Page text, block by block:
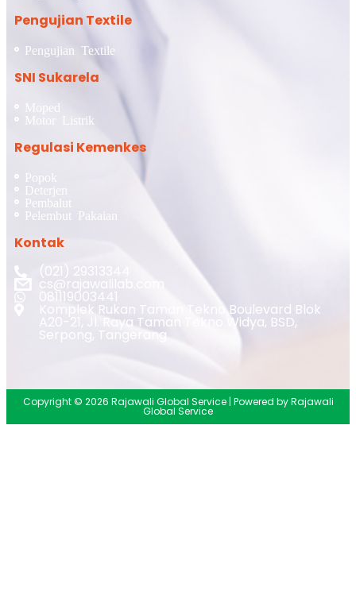
Pengujian Textile
Pengujian Textile
SNI Sukarela
Moped
Motor Listrik
Regulasi Kemenkes
Popok
Deterjen
Pembalut
Pelembut Pakaian
Kontak
(021) 29313344
cs@rajawalilab.com
081119003441
Komplek Rukan Taman Tekno Boulevard Blok
A20-21, Jl. Raya Taman Tekno Widya, BSD,
Serpong, Tangerang
Copyright © 2026 Rajawali Global Service | Powered by Rajawali
Global Service